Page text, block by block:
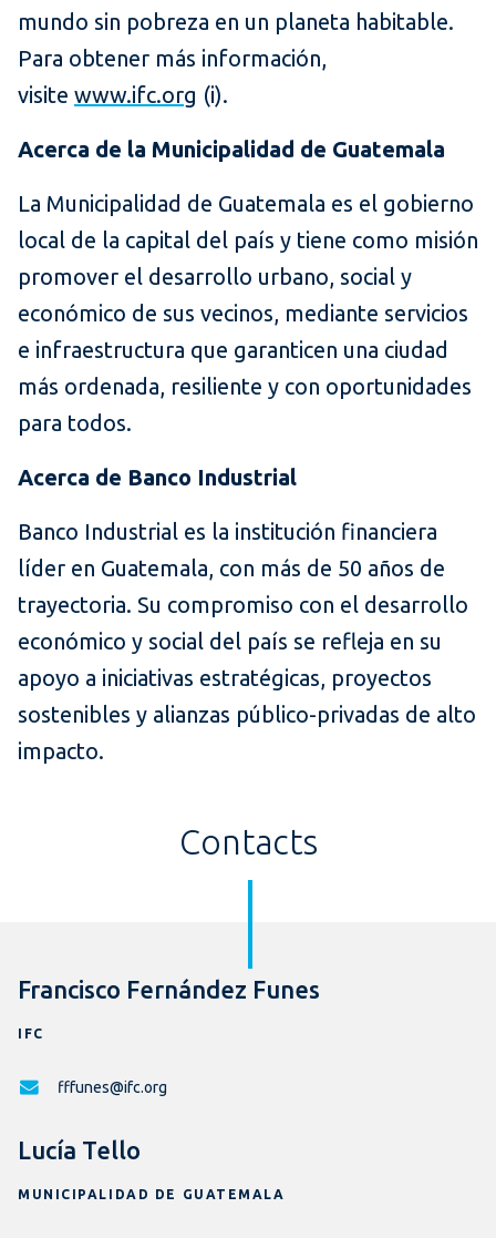
mundo sin pobreza en un planeta habitable.
Para obtener más información,
visite www.ifc.org (i).
Acerca de la Municipalidad de Guatemala
La Municipalidad de Guatemala es el gobierno
local de la capital del país y tiene como misión
promover el desarrollo urbano, social y
económico de sus vecinos, mediante servicios
e infraestructura que garanticen una ciudad
más ordenada, resiliente y con oportunidades
para todos.
Acerca de Banco Industrial
Banco Industrial es la institución financiera
líder en Guatemala, con más de 50 años de
trayectoria. Su compromiso con el desarrollo
económico y social del país se refleja en su
apoyo a iniciativas estratégicas, proyectos
sostenibles y alianzas público-privadas de alto
impacto.
Contacts
Francisco Fernández Funes
IFC
fffunes@ifc.org
Lucía Tello
MUNICIPALIDAD DE GUATEMALA